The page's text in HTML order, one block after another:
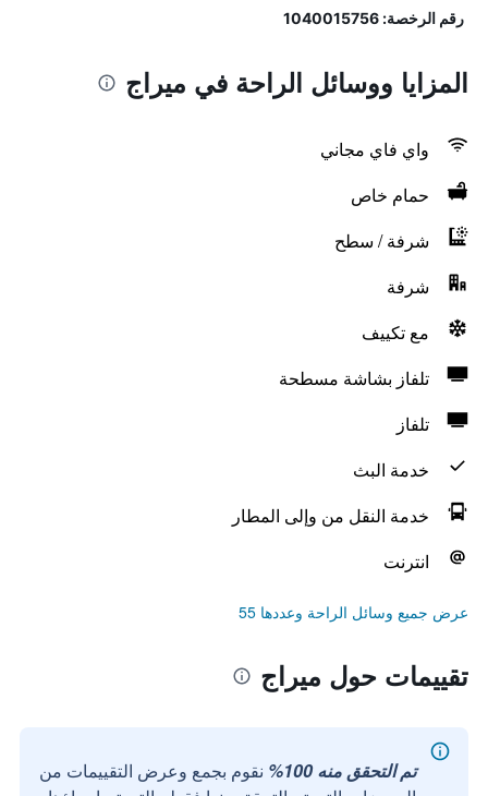
رقم الرخصة: 1040015756
المزايا ووسائل الراحة في ميراج
واي فاي مجاني
حمام خاص
شرفة / سطح
شرفة
مع تكييف
تلفاز بشاشة مسطحة
تلفاز
خدمة البث
خدمة النقل من وإلى المطار
انترنت
عرض جميع وسائل الراحة وعددها 55
تقييمات حول ميراج
تم التحقق منه 100%
نقوم بجمع وعرض التقييمات من